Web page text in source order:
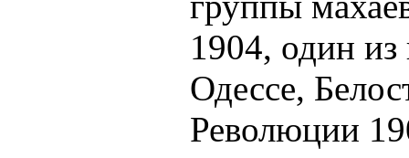
1904, один из
Одессе,
Революции